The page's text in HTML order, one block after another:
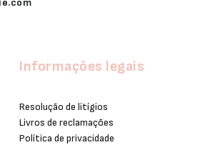
Informações legais
Resolução de litígios
Livros de reclamações
Política de privacidade